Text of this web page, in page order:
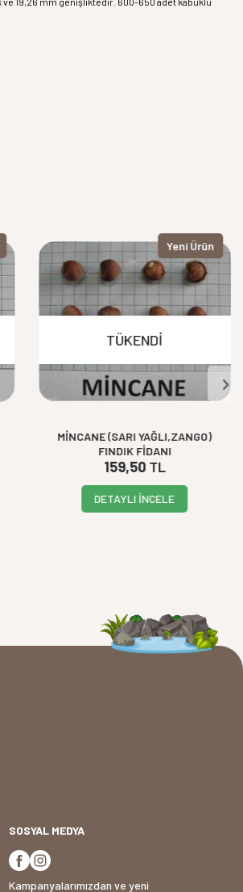
Yeni Ürün
TÜKENDI
MİNCANE (SARI YAĞLI,ZANGO)
FINDIK FİDANI
159,50TL
DETAYLI İNCELE
SOSYAL MEDYA
Kampanyalarımızdan ve yeni